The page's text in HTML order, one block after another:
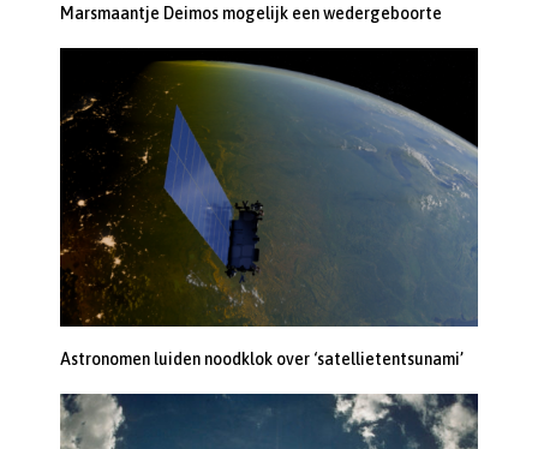
Marsmaantje Deimos mogelijk een wedergeboorte
Astronomen luiden noodklok over ‘satellietentsunami’